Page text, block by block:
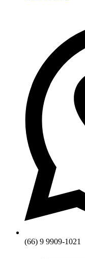
(66) 9 9909-1021